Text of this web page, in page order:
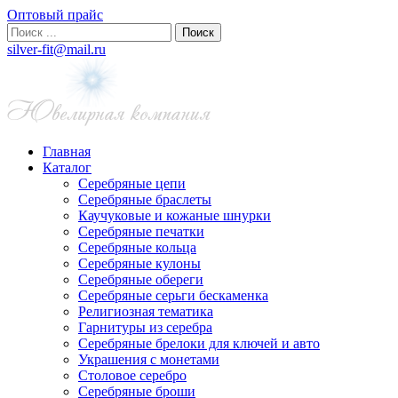
Оптовый прайс
silver-fit@mail.ru
Главная
Каталог
Серебряные цепи
Серебряные браслеты
Каучуковые и кожаные шнурки
Серебряные печатки
Серебряные кольца
Серебряные кулоны
Серебряные обереги
Серебряные серьги бескаменка
Религиозная тематика
Гарнитуры из серебра
Серебряные брелоки для ключей и авто
Украшения с монетами
Столовое серебро
Серебряные броши